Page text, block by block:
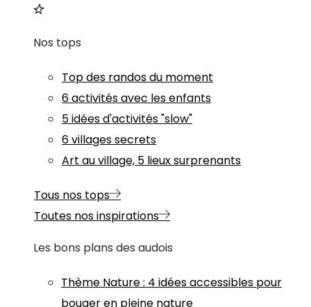
Nos tops
Top des randos du moment
6 activités avec les enfants
5 idées d'activités "slow"
6 villages secrets
Art au village, 5 lieux surprenants
Tous nos tops
Toutes nos inspirations
Les bons plans des audois
Thème Nature: 4 idées accessibles pour
bouger en pleine nature